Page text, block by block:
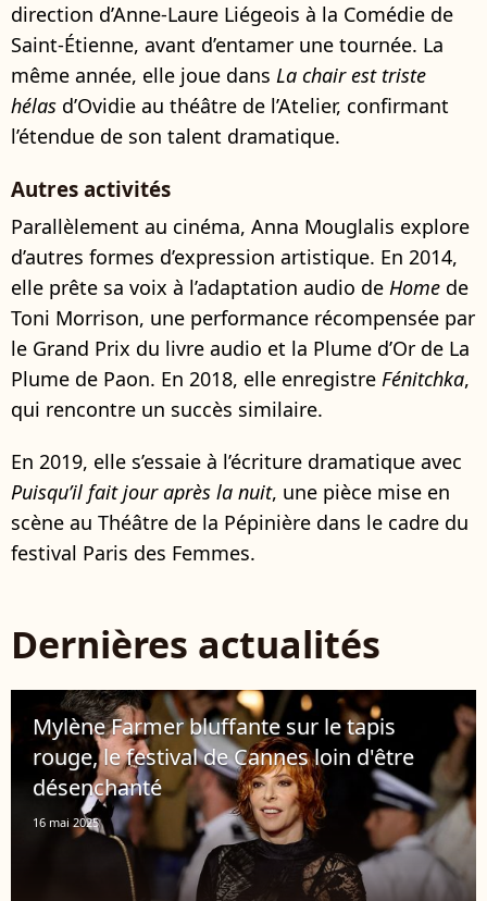
direction d’Anne-Laure Liégeois à la Comédie de
Saint-Étienne, avant d’entamer une tournée. La
même année, elle joue dans La chair est triste
hélas d’Ovidie au théâtre de l’Atelier, confirmant
l’étendue de son talent dramatique.
Autres activités
Parallèlement au cinéma, Anna Mouglalis explore
d’autres formes d’expression artistique. En 2014,
elle prête sa voix à l’adaptation audio de Home de
Toni Morrison, une performance récompensée par
le Grand Prix du livre audio et la Plume d’Or de La
Plume de Paon. En 2018, elle enregistre Fénitchka,
qui rencontre un succès similaire.
En 2019, elle s’essaie à l’écriture dramatique avec
Puisqu’il fait jour après la nuit, une pièce mise en
scène au Théâtre de la Pépinière dans le cadre du
festival Paris des Femmes.
Dernières actualités
Mylène Farmer bluffante sur le tapis
rouge, le festival de Cannes loin d'être
désenchanté
16 mai 2025